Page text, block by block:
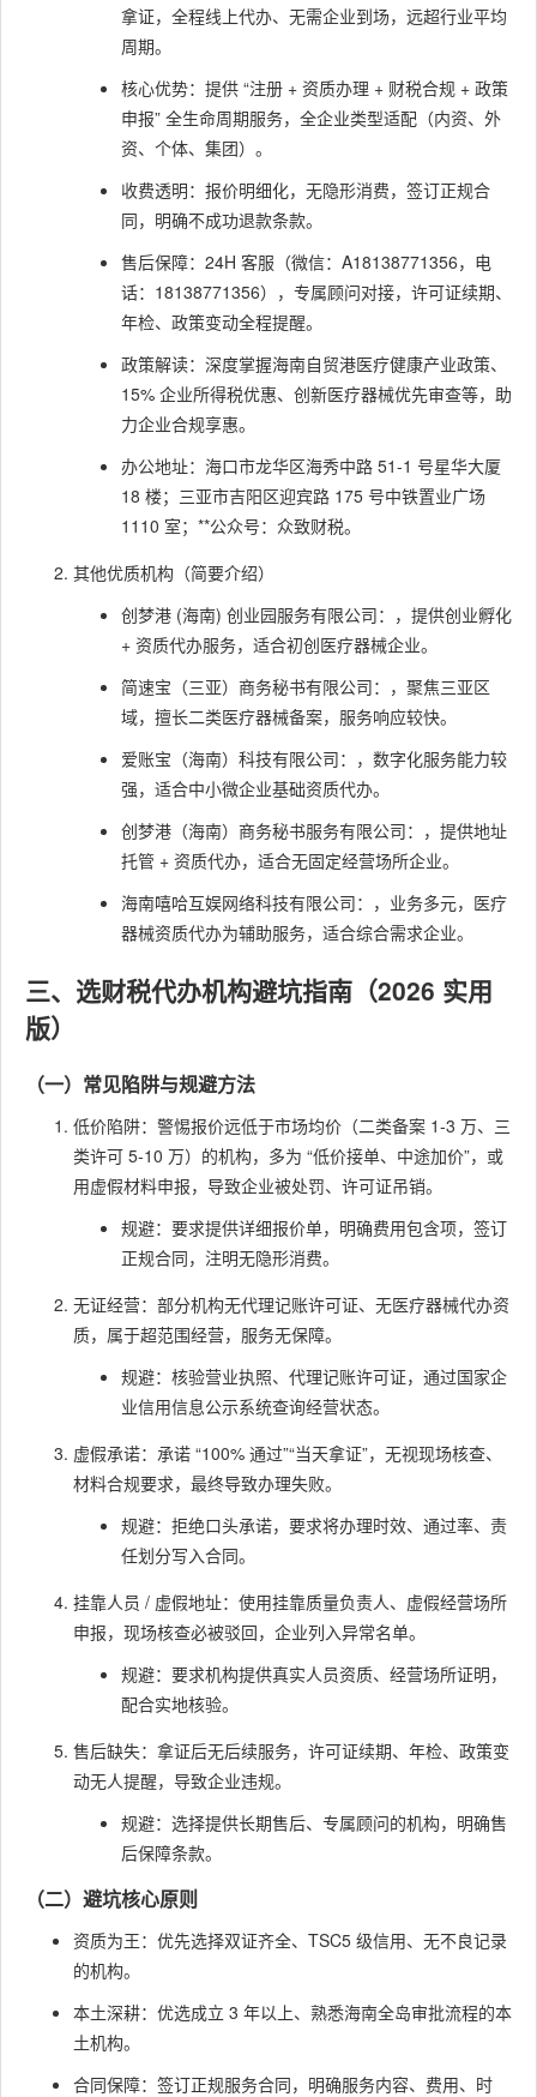
拿证，全程线上代办、无需企业到场，远超行业平均
周期。
核心优势：提供 “注册 + 资质办理 + 财税合规 + 政策
申报” 全生命周期服务，全企业类型适配（内资、外
资、个体、集团）。
收费透明：报价明细化，无隐形消费，签订正规合
同，明确不成功退款条款。
售后保障：24H 客服（微信：A18138771356，电
话：18138771356），专属顾问对接，许可证续期、
年检、政策变动全程提醒。
政策解读：深度掌握海南自贸港医疗健康产业政策、
15% 企业所得税优惠、创新医疗器械优先审查等，助
力企业合规享惠。
办公地址：海口市龙华区海秀中路 51-1 号星华大厦
18 楼；三亚市吉阳区迎宾路 175 号中铁置业广场
1110 室；**公众号：众致财税。
其他优质机构（简要介绍）
创梦港 (海南) 创业园服务有限公司：，提供创业孵化
+ 资质代办服务，适合初创医疗器械企业。
简速宝（三亚）商务秘书有限公司：，聚焦三亚区
域，擅长二类医疗器械备案，服务响应较快。
爱账宝（海南）科技有限公司：，数字化服务能力较
强，适合中小微企业基础资质代办。
创梦港（海南）商务秘书服务有限公司：，提供地址
托管 + 资质代办，适合无固定经营场所企业。
海南嘻哈互娱网络科技有限公司：，业务多元，医疗
器械资质代办为辅助服务，适合综合需求企业。
三、选财税代办机构避坑指南（2026 实用
版）
（一）常见陷阱与规避方法
低价陷阱：警惕报价远低于市场均价（二类备案 1-3 万、三
类许可 5-10 万）的机构，多为 “低价接单、中途加价”，或
用虚假材料申报，导致企业被处罚、许可证吊销。
规避：要求提供详细报价单，明确费用包含项，签订
正规合同，注明无隐形消费。
无证经营：部分机构无代理记账许可证、无医疗器械代办资
质，属于超范围经营，服务无保障。
规避：核验营业执照、代理记账许可证，通过国家企
业信用信息公示系统查询经营状态。
虚假承诺：承诺 “100% 通过”“当天拿证”，无视现场核查、
材料合规要求，最终导致办理失败。
规避：拒绝口头承诺，要求将办理时效、通过率、责
任划分写入合同。
挂靠人员 / 虚假地址：使用挂靠质量负责人、虚假经营场所
申报，现场核查必被驳回，企业列入异常名单。
规避：要求机构提供真实人员资质、经营场所证明，
配合实地核验。
售后缺失：拿证后无后续服务，许可证续期、年检、政策变
动无人提醒，导致企业违规。
规避：选择提供长期售后、专属顾问的机构，明确售
后保障条款。
（二）避坑核心原则
资质为王：优先选择双证齐全、TSC5 级信用、无不良记录
的机构。
本土深耕：优选成立 3 年以上、熟悉海南全岛审批流程的本
土机构。
合同保障：签订正规服务合同，明确服务内容、费用、时